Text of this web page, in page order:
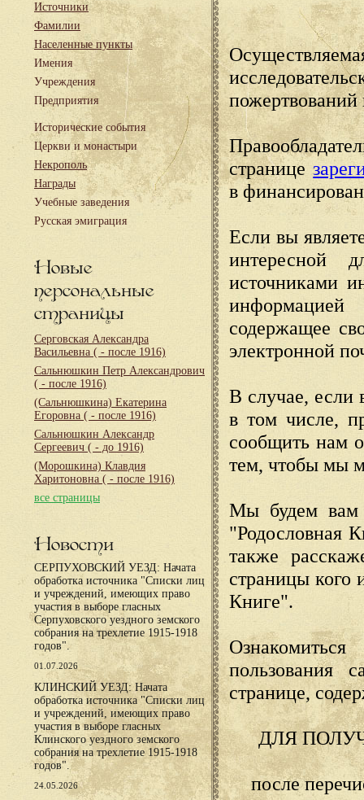
Источники
Фамилии
Населенные пункты
Имения
Учреждения
Предприятия
Исторические события
Церкви и монастыри
Некрополь
Награды
Учебные заведения
Русская эмиграция
Новые
персональные
страницы
Серговская Александра
Васильевна ( - после 1916)
Сальнюшкин Петр Александрович
( - после 1916)
(Сальнюшкина) Екатерина
Егоровна ( - после 1916)
Сальнюшкин Александр
Сергеевич ( - до 1916)
(Морошкина) Клавдия
Харитоновна ( - после 1916)
все страницы
Новости
СЕРПУХОВСКИЙ УЕЗД: Начата
обработка источника "Списки лиц
и учреждений, имеющих право
участия в выборе гласных
Серпуховского уездного земского
собрания на трехлетие 1915-1918
годов".
01.07.2026
КЛИНСКИЙ УЕЗД: Начата
обработка источника "Списки лиц
и учреждений, имеющих право
участия в выборе гласных
Клинского уездного земского
собрания на трехлетие 1915-1918
годов".
24.05.2026
пожертвований
странице
в
Если вы
интересной
источниками
содержащее
электронной
В случае, если
в том числе,
сообщить нам
тем, чтобы мы
Мы будем вам
"Родословная
также
страницы кого
Книге".
пользования
странице,
ДЛЯ
после